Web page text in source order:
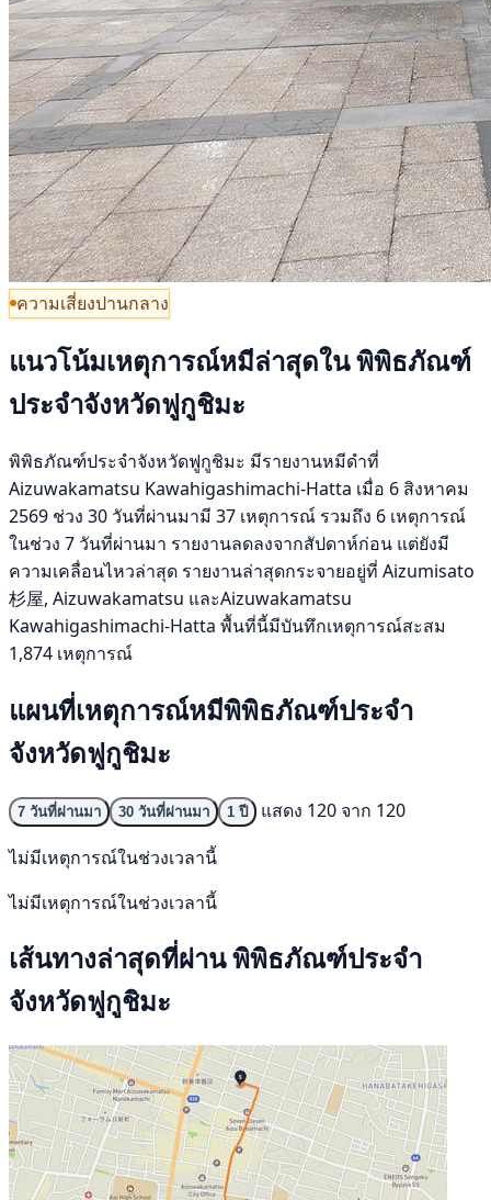
ความเสี่ยงปานกลาง
แนวโน้มเหตุการณ์หมีล่าสุดใน พิพิธภัณฑ์
ประจำจังหวัดฟูกูชิมะ
พิพิธภัณฑ์ประจำจังหวัดฟูกูชิมะ มีรายงานหมีดำที่
Aizuwakamatsu Kawahigashimachi-Hatta เมื่อ 6 สิงหาคม
2569 ช่วง 30 วันที่ผ่านมามี 37 เหตุการณ์ รวมถึง 6 เหตุการณ์
ในช่วง 7 วันที่ผ่านมา รายงานลดลงจากสัปดาห์ก่อน แต่ยังมี
ความเคลื่อนไหวล่าสุด รายงานล่าสุดกระจายอยู่ที่ Aizumisato
杉屋, Aizuwakamatsu และAizuwakamatsu
Kawahigashimachi-Hatta พื้นที่นี้มีบันทึกเหตุการณ์สะสม
1,874 เหตุการณ์
แผนที่เหตุการณ์หมีพิพิธภัณฑ์ประจำ
จังหวัดฟูกูชิมะ
7 วันที่ผ่านมา 30 วันที่ผ่านมา 1 ปี
แสดง 120 จาก 120
ไม่มีเหตุการณ์ในช่วงเวลานี้
ไม่มีเหตุการณ์ในช่วงเวลานี้
เส้นทางล่าสุดที่ผ่าน พิพิธภัณฑ์ประจำ
จังหวัดฟูกูชิมะ